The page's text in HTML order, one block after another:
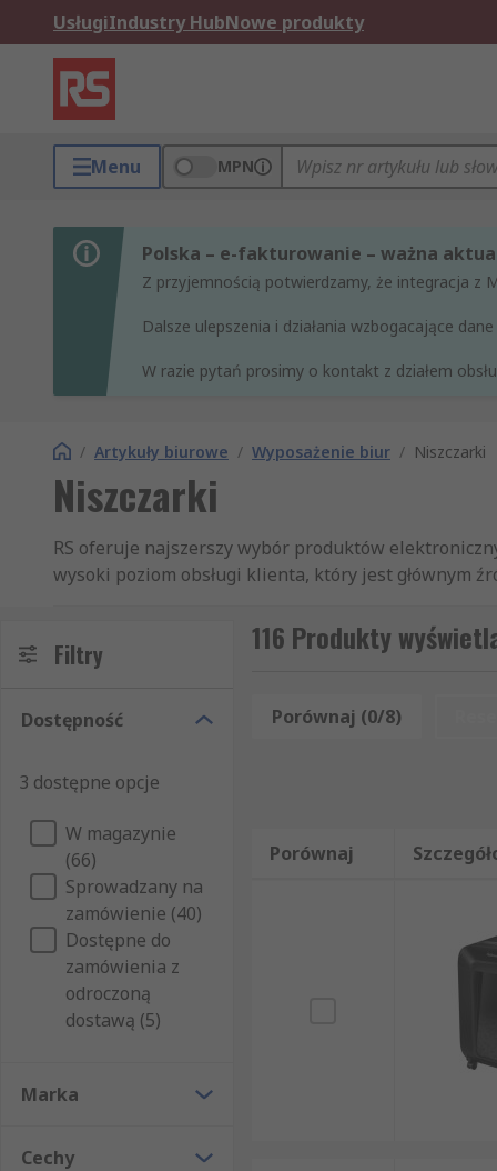
UsługiIndustry HubNowe produkty
Menu MPN
Polska – e-fakturowanie – ważna
Z przyjemnością potwierdzamy, że integracja z
Dalsze ulepszenia i działania wzbogacające
W razie pytań prosimy o kontakt z działem
/ Artykuły biurowe / Wyposażenie biur / Niszczarki
Niszczarki
RS oferuje najszerszy wybór produktów
wysoki poziom obsługi klienta, który jest głównym
informatyczne, pomiarowe i bezpieczeństwa jest o
z kategorii Niszczarki. Na naszej stronie
Mogą Państwo zawęzić wyniki wyszukiwania do
tylko według marki produktu, ale także według
kategorii Niszczarki, jeśli zamówiony artykuł jest
produkty od sprawdzonych dostawców i
temat konserwacji i użytkowania zakupionych
opisy produktów, dzięki czemu mogą Państwo
Filtry
Dostępność
3 dostępne opcje
W magazynie
(66)
Sprowadzany na
zamówienie (40)
Dostępne do
zamówienia z
odroczoną
dostawą (5)
Marka
Cechy
116 Produkty
Porównaj (0/8)
Porównaj